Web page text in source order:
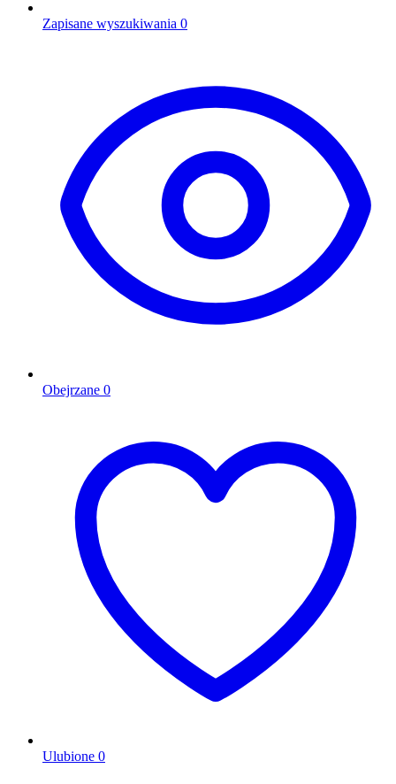
Zapisane wyszukiwania 0
Obejrzane 0
Ulubione 0